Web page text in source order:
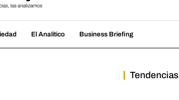
El Analítico Business Briefing
Tendencias